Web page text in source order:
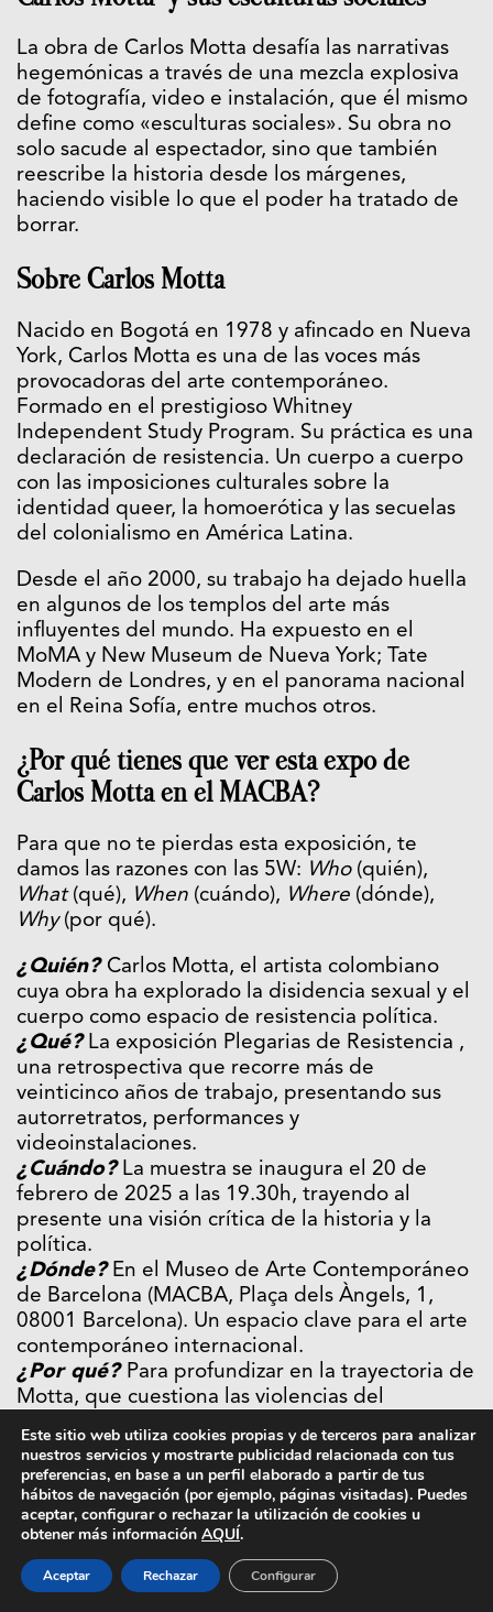
La obra de Carlos Motta desafía las narrativas
hegemónicas a través de una mezcla explosiva
de fotografía, video e instalación, que él mismo
define como «esculturas sociales». Su obra no
solo sacude al espectador, sino que también
reescribe la historia desde los márgenes,
haciendo visible lo que el poder ha tratado de
borrar.
Sobre Carlos Motta
Nacido en Bogotá en 1978 y afincado en Nueva
York, Carlos Motta es una de las voces más
provocadoras del arte contemporáneo.
Formado en el prestigioso Whitney
Independent Study Program. Su práctica es una
declaración de resistencia. Un cuerpo a cuerpo
con las imposiciones culturales sobre la
identidad queer, la homoerótica y las secuelas
del colonialismo en América Latina.
Desde el año 2000, su trabajo ha dejado huella
en algunos de los templos del arte más
influyentes del mundo. Ha expuesto en el
MoMA y New Museum de Nueva York; Tate
Modern de Londres, y en el panorama nacional
en el Reina Sofía, entre muchos otros.
¿Por qué tienes que ver esta expo de
Carlos Motta en el MACBA?
Para que no te pierdas esta exposición, te
damos las razones con las 5W: Who(quién),
What(qué), When (cuándo), Where (dónde),
Why(por qué).
¿Quién? Carlos Motta, el artista colombiano
cuya obra ha explorado la disidencia sexual y el
cuerpo como espacio de resistencia política.
¿Qué?La exposición Plegarias de Resistencia ,
una retrospectiva que recorre más de
veinticinco años de trabajo, presentando sus
autorretratos, performances y
videoinstalaciones.
¿Cuándo?La muestra se inaugura el 20 de
febrero de 2025 a las 19.30h, trayendo al
presente una visión crítica de la historia y la
política.
¿Dónde?En el Museo de Arte Contemporáneo
de Barcelona (MACBA, Plaça dels Àngels, 1,
08001 Barcelona). Un espacio clave para el arte
contemporáneo internacional.
¿Por qué? Para profundizar en la trayectoria de
Motta, que cuestiona las violencias del
históricas dominantes, a través de un arte que
desafía las estructuras de poder y busca la
transformación social.
Carlos Motta, Plegarias de Resistencia, del 21
de febrero al 26 de octubre en el MACBA
Este sitio web utiliza cookies propias y de terceros para analizar
nuestros servicios y mostrarte publicidad relacionada con tus
preferencias, en base a un perfil elaborado a partir de tus
hábitos de navegación (por ejemplo, páginas visitadas). Puedes
aceptar, configurar o rechazar la utilización de cookies u
obtener más información AQUÍ.
Aceptar Rechazar Configurar